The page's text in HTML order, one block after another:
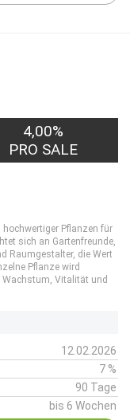
4,00%
PRO SALE
Pflanzen für
sich an Gartenfreunde,
Raumgestalter, die Wert
Pflanze wird
Vitalität und
12.02.2026
7 %
90 Tage
bis 6 Wochen